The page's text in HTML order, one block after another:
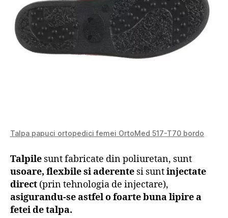
Talpa papuci ortopedici femei OrtoMed 517-T70 bordo
Talpile sunt fabricate din poliuretan, sunt
usoare, flexbile si aderente si suntinjectate
direct (prin tehnologia de injectare),
asigurandu-se astfel ofoarte bunalipire a
fetei de talpa.